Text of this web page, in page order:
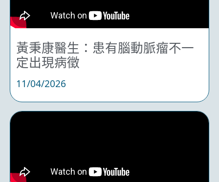
黃秉康醫生：患有腦動脈瘤不一
定出現病徵
11/04/2026